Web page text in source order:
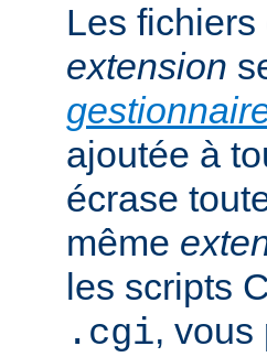
Les
extension
ajoutée à
écrase
même
les scripts
.cgi, vous